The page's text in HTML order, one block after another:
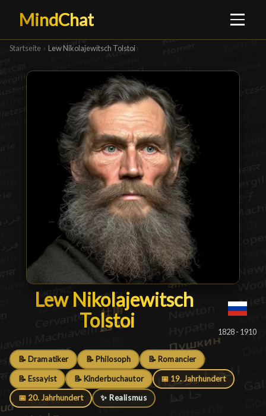
MindChat
Startseite › Lew Nikolajewitsch Tolstoi
Lew Nikolajewitsch Tolstoi
Lew Nikolajewitsch
Tolstoi█ 1828 - 1910
📝 Dramatiker 📝 Philosoph 📝 Romancier
📝 Essayist 📝 Kinderbuchautor 📅 19. Jahrhundert
📅 20. Jahrhundert ✨ Realismus